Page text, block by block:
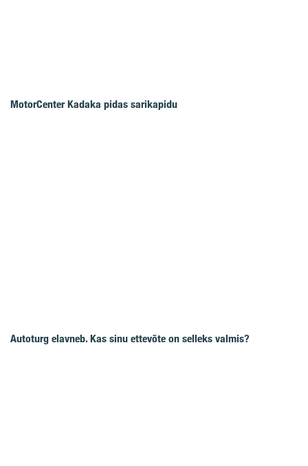
MotorCenter Kadaka pidas sarikapidu
Autoturg elavneb. Kas sinu ettevõte on selleks valmis?